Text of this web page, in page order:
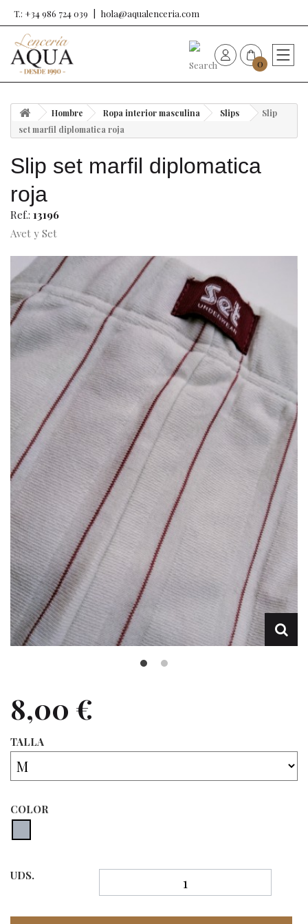
T.: +34 986 724 039 hola@aqualenceria.com
0
Nueva colección
Sujetadores
Ropa y complementos
Lencería
Prendas moldeadoras
Hombre
Ortopedia
Outlet
Hombre Ropa interior masculina Slips
Slip
set marfil diplomatica roja
Slip set marfil diplomatica
roja
Ref.: 13196
Avet y Set
8,00 €
TALLA
COLOR
UDS.